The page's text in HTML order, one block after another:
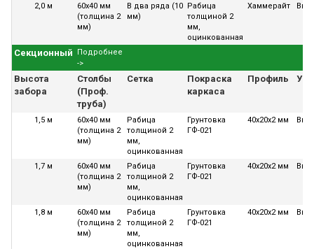
2,0 м
60х40 мм
(толщина 2
мм)
В два ряда (10
мм)
Рабица
толщиной 2
мм,
оцинкованная
Хаммерайт
Секционный
Подробнее
->
Высота
забора
Столбы
(Проф.
труба)
Сетка
Покраска
каркаса
Профиль
1,5 м
60х40 мм
(толщина 2
мм)
Рабица
толщиной 2
мм,
оцинкованная
Грунтовка
ГФ-021
40х20х2 мм
1,7 м
60х40 мм
(толщина 2
мм)
Рабица
толщиной 2
мм,
оцинкованная
Грунтовка
ГФ-021
40х20х2 мм
1,8 м
60х40 мм
(толщина 2
мм)
Рабица
толщиной 2
мм,
оцинкованная
Грунтовка
ГФ-021
40х20х2 мм